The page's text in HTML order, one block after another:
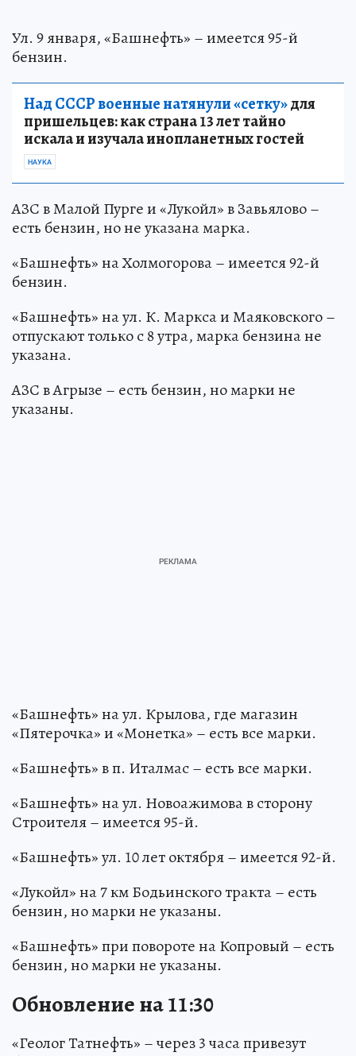
Ул. 9 января, «Башнефть» – имеется 95-й
бензин.
Над СССР военные натянули «сетку»для
пришельцев: как страна 13 лет тайно
искала и изучала инопланетных гостей
НАУКА
АЗС в Малой Пурге и «Лукойл» в Завьялово –
есть бензин, но не указана марка.
«Башнефть» на Холмогорова – имеется 92-й
бензин.
«Башнефть» на ул. К. Маркса и Маяковского –
отпускают только с 8 утра, марка бензина не
указана.
АЗС в Агрызе – есть бензин, но марки не
указаны.
«Башнефть» на ул. Крылова, где магазин
«Пятерочка» и «Монетка» – есть все марки.
«Башнефть» в п. Италмас – есть все марки.
«Башнефть» на ул. Новоажимова в сторону
Строителя – имеется 95-й.
«Башнефть» ул. 10 лет октября – имеется 92-й.
«Лукойл» на 7 км Бодьинского тракта – есть
бензин, но марки не указаны.
«Башнефть» при повороте на Копровый – есть
бензин, но марки не указаны.
Обновление на 11:30
«Геолог Татнефть» – через 3 часа привезут